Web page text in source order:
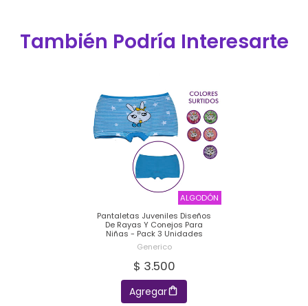
También Podría Interesarte
ALGODÓN
Pantaletas Juveniles Diseños
De Rayas Y Conejos Para
Niñas - Pack 3 Unidades
Generico
$ 3.500
Agregar